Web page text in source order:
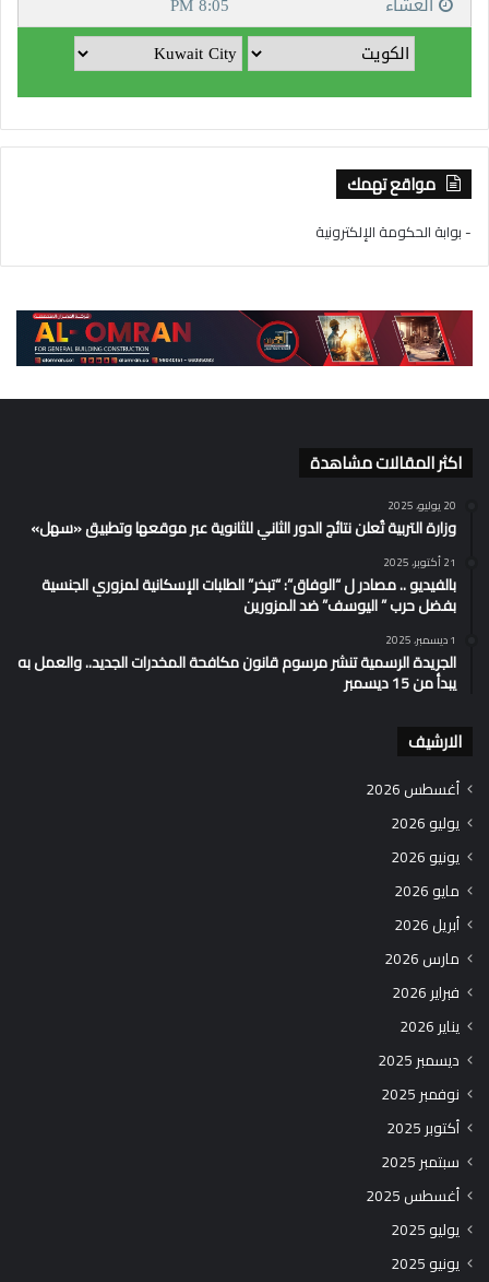
مواقع تهمك
- بوابة الحكومة الإلكترونية
اكثر المقالات مشاهدة
20 يوليو، 2025
وزارة التربية تُعلن نتائج الدور الثاني للثانوية عبر موقعها وتطبيق «سهل»
21 أكتوبر، 2025
بالفيديو .. مصادر ل “الوفاق”: “تبخر” الطلبات الإسكانية لمزوري الجنسية
بفضل حرب ” اليوسف” ضد المزورين
1 ديسمبر، 2025
الجريدة الرسمية تنشر مرسوم قانون مكافحة المخدرات الجديد.. والعمل به
يبدأ من 15 ديسمبر
الارشيف
أغسطس 2026
يوليو 2026
يونيو 2026
مايو 2026
أبريل 2026
مارس 2026
فبراير 2026
يناير 2026
ديسمبر 2025
نوفمبر 2025
أكتوبر 2025
سبتمبر 2025
أغسطس 2025
يوليو 2025
يونيو 2025